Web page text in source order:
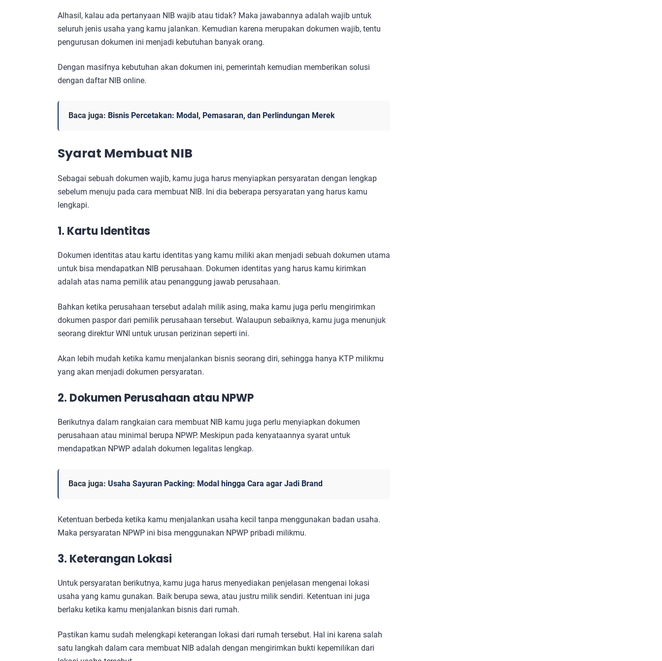
Alhasil, kalau ada pertanyaan NIB wajib atau tidak? Maka jawabannya adalah wajib untuk
seluruh jenis usaha yang kamu jalankan. Kemudian karena merupakan dokumen wajib, tentu
pengurusan dokumen ini menjadi kebutuhan banyak orang.
Dengan masifnya kebutuhan akan dokumen ini, pemerintah kemudian memberikan solusi
dengan daftar NIB online.
Baca juga: Bisnis Percetakan: Modal, Pemasaran, dan Perlindungan Merek
Syarat Membuat NIB
Sebagai sebuah dokumen wajib, kamu juga harus menyiapkan persyaratan dengan lengkap
sebelum menuju pada cara membuat NIB. Ini dia beberapa persyaratan yang harus kamu
lengkapi.
1. Kartu Identitas
Dokumen identitas atau kartu identitas yang kamu miliki akan menjadi sebuah dokumen utama
untuk bisa mendapatkan NIB perusahaan. Dokumen identitas yang harus kamu kirimkan
adalah atas nama pemilik atau penanggung jawab perusahaan.
Bahkan ketika perusahaan tersebut adalah milik asing, maka kamu juga perlu mengirimkan
dokumen paspor dari pemilik perusahaan tersebut. Walaupun sebaiknya, kamu juga menunjuk
seorang direktur WNI untuk urusan perizinan seperti ini.
Akan lebih mudah ketika kamu menjalankan bisnis seorang diri, sehingga hanya KTP milikmu
yang akan menjadi dokumen persyaratan.
2. Dokumen Perusahaan atau NPWP
Berikutnya dalam rangkaian cara membuat NIB kamu juga perlu menyiapkan dokumen
perusahaan atau minimal berupa NPWP. Meskipun pada kenyataannya syarat untuk
mendapatkan NPWP adalah dokumen legalitas lengkap.
Baca juga: Usaha Sayuran Packing: Modal hingga Cara agar Jadi Brand
Ketentuan berbeda ketika kamu menjalankan usaha kecil tanpa menggunakan badan usaha.
Maka persyaratan NPWP ini bisa menggunakan NPWP pribadi milikmu.
3. Keterangan Lokasi
Untuk persyaratan berikutnya, kamu juga harus menyediakan penjelasan mengenai lokasi
usaha yang kamu gunakan. Baik berupa sewa, atau justru milik sendiri. Ketentuan ini juga
berlaku ketika kamu menjalankan bisnis dari rumah.
Pastikan kamu sudah melengkapi keterangan lokasi dari rumah tersebut. Hal ini karena salah
satu langkah dalam cara membuat NIB adalah dengan mengirimkan bukti kepemilikan dari